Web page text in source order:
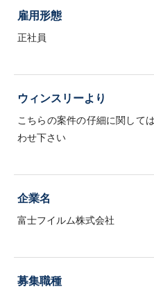
雇用形態
正社員
ウィンスリーより
こちらの案件の仔細に関して
わせ下さい
企業名
富士フイルム株式会社
募集職種